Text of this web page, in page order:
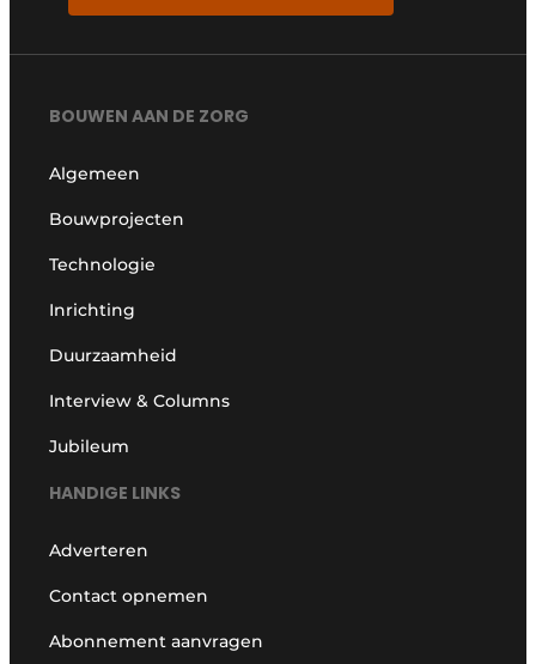
BOUWEN AAN DE ZORG
Algemeen
Bouwprojecten
Technologie
Inrichting
Duurzaamheid
Interview & Columns
Jubileum
HANDIGE LINKS
Adverteren
Contact opnemen
Abonnement aanvragen